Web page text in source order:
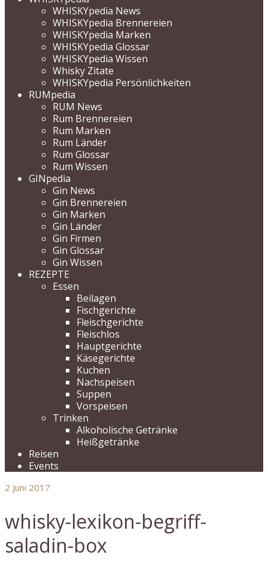
WHISKYpedia News
WHISKYpedia Brennereien
WHISKYpedia Marken
WHISKYpedia Glossar
WHISKYpedia Wissen
Whisky Zitate
WHISKYpedia Persönlichkeiten
RUMpedia
RUM News
Rum Brennereien
Rum Marken
Rum Länder
Rum Glossar
Rum Wissen
GINpedia
Gin News
Gin Brennereien
Gin Marken
Gin Länder
Gin Firmen
Gin Glossar
Gin Wissen
REZEPTE
Essen
Beilagen
Fischgerichte
Fleischgerichte
Fleischlos
Hauptgerichte
Käsegerichte
Kuchen
Nachspeisen
Suppen
Vorspeisen
Trinken
Alkoholische Getränke
Heißgetränke
Reisen
Events
2 Juni 2017
whisky-lexikon-begriff-
saladin-box